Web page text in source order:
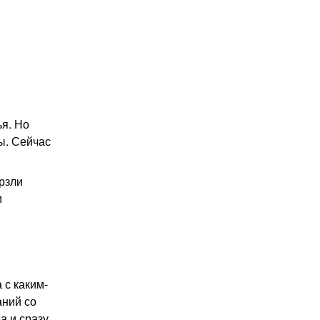
Но
Сейчас
каким-
со